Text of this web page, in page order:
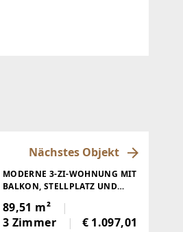
Nächstes Objekt
MODERNE 3-ZI-WOHNUNG MIT
BALKON, STELLPLATZ UND
MSTETTEN MIETEN!
89,51 m²
3 Zimmer
€ 1.097,01